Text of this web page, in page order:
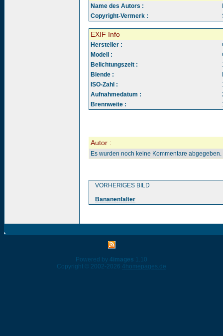
Name des Autors :
Copyright-Vermerk :
EXIF Info
Hersteller :
Modell :
Belichtungszeit :
Blende :
ISO-Zahl :
Aufnahmedatum :
Brennweite :
Autor :
Es wurden noch keine Kommentare abgegeben.
VORHERIGES BILD
Bananenfalter
Powered by 4images 1.10
Copyright © 2002-2026 4homepages.de